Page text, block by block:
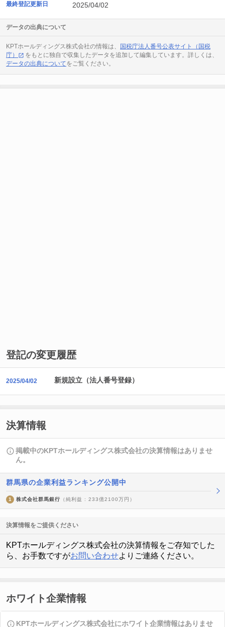
最終登記更新日 2025/04/02
データの出典について
KPTホールディングス株式会社の情報は、
国税庁法人番号公表サイト（国税
庁）
をもとに独自で収集したデータを追加して編集しています。詳しくは、
データの出典についてをご覧ください。
登記の変更履歴
2025/04/02 新規設立（法人番号登録）
決算情報
掲載中のKPTホールディングス株式会社の決算情報はありませ
ん。
群馬県の企業利益ランキング公開中
1 株式会社群馬銀行 （純利益 : 233億2100万円）
決算情報をご提供ください
KPTホールディングス株式会社の決算情報をご存知でした
ら、お手数ですがお問い合わせよりご連絡ください。
ホワイト企業情報
KPTホールディングス株式会社にホワイト企業情報はありませ